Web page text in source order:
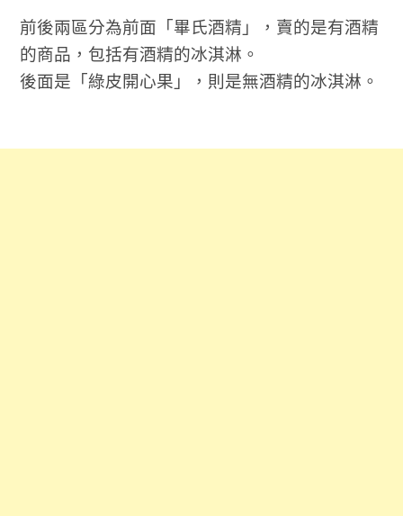
前後兩區分為前面「畢氏酒精」，賣的是有酒精
的商品，包括有酒精的冰淇淋。
後面是「綠皮開心果」，則是無酒精的冰淇淋。